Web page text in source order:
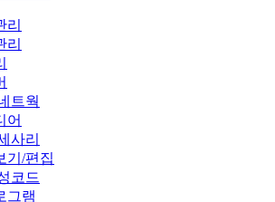
리
리
트웍
어
사리
기/편집
코드
그램